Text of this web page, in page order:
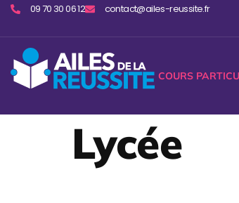
09 70 30 06 12 contact@ailes-reussite.fr
COURS
Lycée